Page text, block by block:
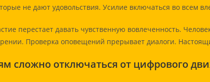
не дают удовольствия. Усилие включаться во всем
перестает давать чувственную вовлеченность.
Проверка оповещений прерывает диалоги.
сложно отключаться от цифрового